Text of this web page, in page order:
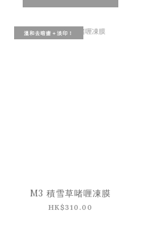
溫和去暗瘡＋淡印！
M3 積雪草啫喱凍膜
HK$310.00